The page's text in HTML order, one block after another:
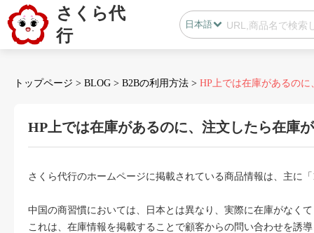
さくら代
行
日本語
中国語
会員センター
無在庫代行(D2C)
トップページ > BLOG > B2Bの利用方法 > HP上では在庫があるの
HP上では在庫があるのに、注文したら在庫
さくら代行のホームページに掲載されている商品情報は、主に
中国の商習慣においては、日本とは異なり、実際に在庫がなく
これは、在庫情報を掲載することで顧客からの問い合わせを誘